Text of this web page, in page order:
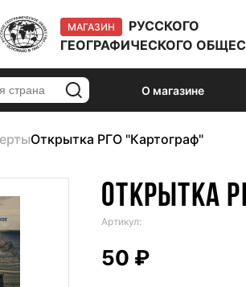
МАГАЗИН
РУССКОГО
ГЕОГРАФИЧЕСКОГО
О магазине
Открытка РГО "Картограф"
ОТКРЫТКА
Артикул:
50 ₽